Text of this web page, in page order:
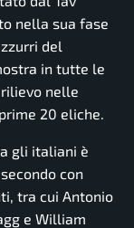
nella sua fase
del
in tutte le
nelle
20 eliche.
gli italiani è
con
tra cui Antonio
e William